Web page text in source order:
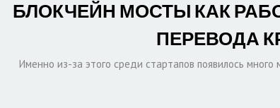
БЛОКЧЕЙН МОСТЫ КАК
ПЕРЕВОДА
Именно из-за этого среди стартапов появилось